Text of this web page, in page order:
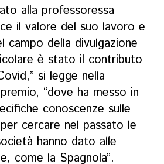
alla professoressa
il valore del suo lavoro e
campo della divulgazione
è stato il contributo
si legge nella
“dove ha messo in
conoscenze sulle
cercare nel passato le
hanno dato alle
come la Spagnola”.